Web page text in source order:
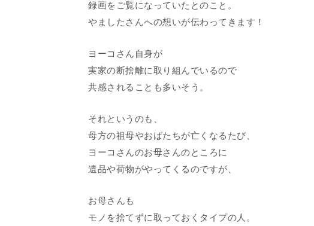
録画をご覧になっていたとのこと。
やましたさんへの想いが伝わってきます！
ヨーコさん自身が
実家の断捨離に取り組んでいるので
共感されることも多いそう。
それというのも、
母方の祖母やおばたちが亡くなるたび、
ヨーコさんのお母さんのところに
遺品や荷物がやってくるのですが、
お母さんも
モノを捨てずに取っておくタイプの人。